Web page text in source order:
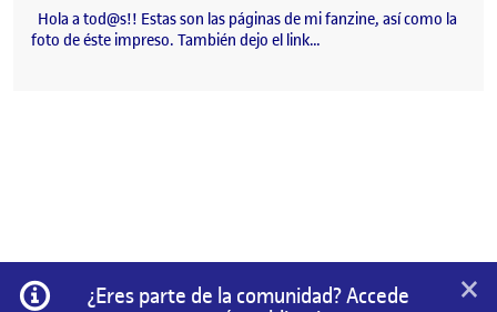
Hola a tod@s!! Estas son las páginas de mi fanzine, así como la
foto de éste impreso. También dejo el link…
Información
¿Eres parte de la comunidad? Accede
×